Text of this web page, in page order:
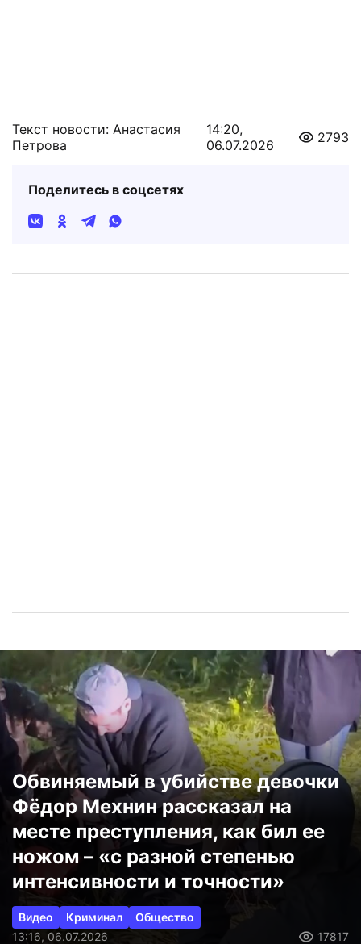
Текст новости: Анастасия
Петрова
14:20,
06.07.2026
2793
Поделитесь в соцсетях
Обвиняемый в убийстве девочки
Фёдор Мехнин рассказал на
месте преступления, как бил ее
ножом – «с разной степенью
интенсивности и точности»
Видео Криминал
Общество
13:16, 06.07.2026
17817